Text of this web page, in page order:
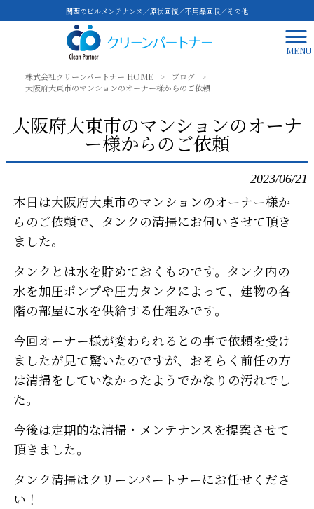
関西のビルメンテナンス／原状回復／不用品回収／その他
MENU
株式会社クリーンパートナー HOME > ブログ
>
大阪府大東市のマンションのオーナー様からのご依頼
大阪府大東市のマンションのオーナ
ー様からのご依頼
2023/06/21
本日は大阪府大東市のマンションのオーナー様か
らのご依頼で、タンクの清掃にお伺いさせて頂き
ました。
タンクとは水を貯めておくものです。タンク内の
水を加圧ポンプや圧力タンクによって、建物の各
階の部屋に水を供給する仕組みです。
今回オーナー様が変わられるとの事で依頼を受け
ましたが見て驚いたのですが、おそらく前任の方
は清掃をしていなかったようでかなりの汚れでし
た。
今後は定期的な清掃・メンテナンスを提案させて
頂きました。
タンク清掃はクリーンパートナーにお任せくださ
い！